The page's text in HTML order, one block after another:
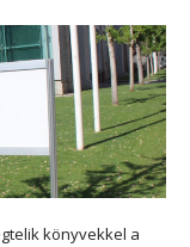
könyvekkel a